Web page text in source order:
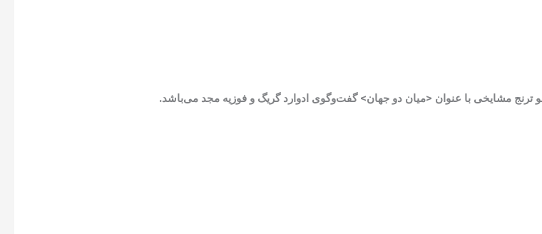
ترنج مشایخی با عنوان <میان دو جهان> گفت‌وگوی ادوارد گریگ و فوزیه مجد می‌باشد.